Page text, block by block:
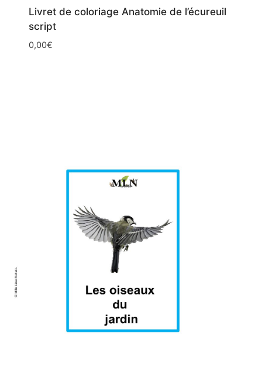
Livret de coloriage Anatomie de l’écureuil
script
0,00€